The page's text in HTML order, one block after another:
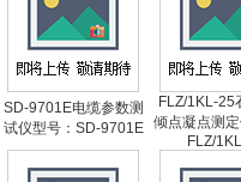
SD-9701E电缆参数测
试仪型号：SD-9701E
FLZ/1KL-25
倾点凝点测
FLZ/